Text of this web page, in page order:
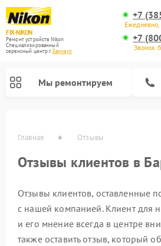
FIX-NIKON
Ремонт устройств Nikon
Специализированный
cервисный центр г.Барнаул
+7
+7
Звонок
Мы ремонтируем
Главная Отзывы
Отзывы клиентов в
Отзывы клиентов, оставленные
с нашей компанией. Клиент для
и его мнение всегда в центре
также оставить отзыв, который